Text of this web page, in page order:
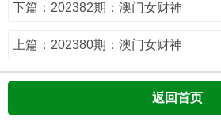
下篇：202382期：澳门女财神
上篇：202380期：澳门女财神
返回首页